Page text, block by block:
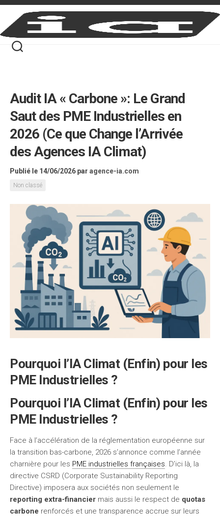
Skip
content
Audit IA « Carbone »: Le Grand
Saut des PME Industrielles en
2026 (Ce que Change l’Arrivée
des Agences IA Climat)
Publié le 14/06/2026 par agence-ia.com
Non classé
Pourquoi l’IA Climat (Enfin) pour les
PME Industrielles ?
Pourquoi l’IA Climat (Enfin) pour les
PME Industrielles ?
Face à l’accélération de la réglementation européenne sur
la transition bas-carbone, 2026 s’annonce comme l’année
charnière pour les PME industrielles françaises. D’ici là, la
directive CSRD (Corporate Sustainability Reporting
Directive) imposera aux sociétés non seulement le
reporting extra-financier mais aussi le respect de quotas
carbone renforcés et une transparence accrue sur leurs